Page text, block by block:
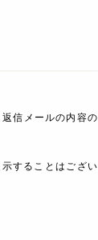
信メールの内容の
することはござい